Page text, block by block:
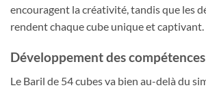
encouragent la créativité, tandis que les
rendent chaque cube unique et captivant.
Développement des
Le Baril de 54 cubes va bien au-delà du